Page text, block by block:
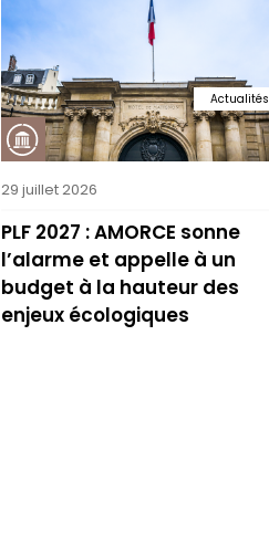
Actualités
29 juillet 2026
PLF 2027 : AMORCE sonne
l’alarme et appelle à un
budget à la hauteur des
enjeux écologiques